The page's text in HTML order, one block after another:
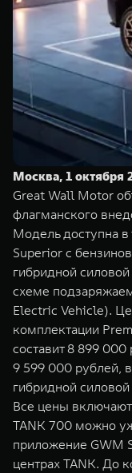
TANK 500
Веди за собой
от 6 499 000 ₽
WEY 07
Расширяя границы
от 6 149 000 ₽
TANK Финансы
Корпоративным
TANK ФИНАНСЫ
TANK Кредит
TANK Лизинг
TANK Страхование
Сервис
Специальные
Моторные масла
ЦИФРОВЫЕ СЕРВИСЫ
Цифровые сервисы
Подписки
Москва, 1 октября
Great Wall Motor
флагманского
Модель доступна в
Superior с
гибридной
схеме
Electric Vehicle).
комплектации
составит 8 899
9 599 000 рублей,
гибридной
Все цены
TANK 700 можно
приложение GWM
центрах TANK. До